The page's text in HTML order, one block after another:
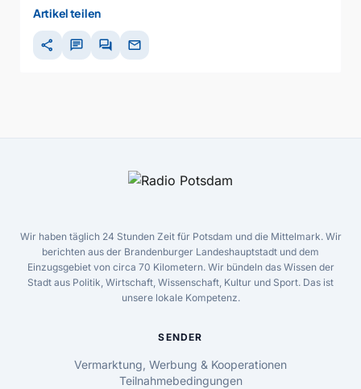
Artikel teilen
share chat forum mail
Wir haben täglich 24 Stunden Zeit für Potsdam und die Mittelmark. Wir
berichten aus der Brandenburger Landeshauptstadt und dem
Einzugsgebiet von circa 70 Kilometern. Wir bündeln das Wissen der
Stadt aus Politik, Wirtschaft, Wissenschaft, Kultur und Sport. Das ist
unsere lokale Kompetenz.
SENDER
Vermarktung, Werbung & Kooperationen
Teilnahmebedingungen